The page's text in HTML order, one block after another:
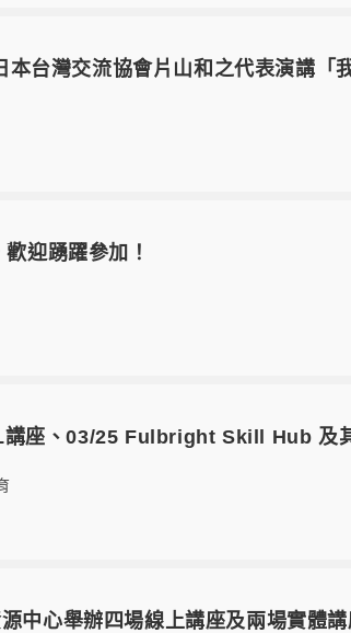
本台灣交流協會片山和之代表演講「
迎踴躍參加！
講座、03/25 Fulbright Skill Hub 及
中心舉辦四場線上講座及兩場實體